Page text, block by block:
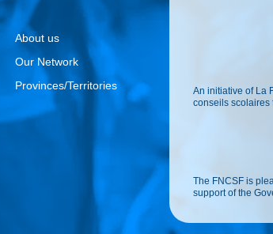
About us
Our Network
Provinces/Territories
An initiative of La
conseils scolaires
The FNCSF is
support of the